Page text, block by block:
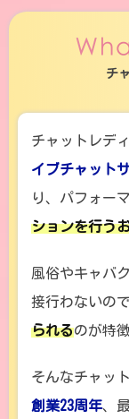
チ
チャットレデ
イブチャット
り、パフォー
ションを行う
風俗やキャバ
接行わないので
られるのが特
そんなチャッ
創業23周年、